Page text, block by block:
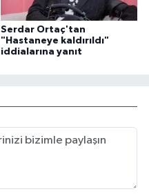
Serdar Ortaç'tan
"Hastaneye kaldırıldı"
iddialarına yanıt